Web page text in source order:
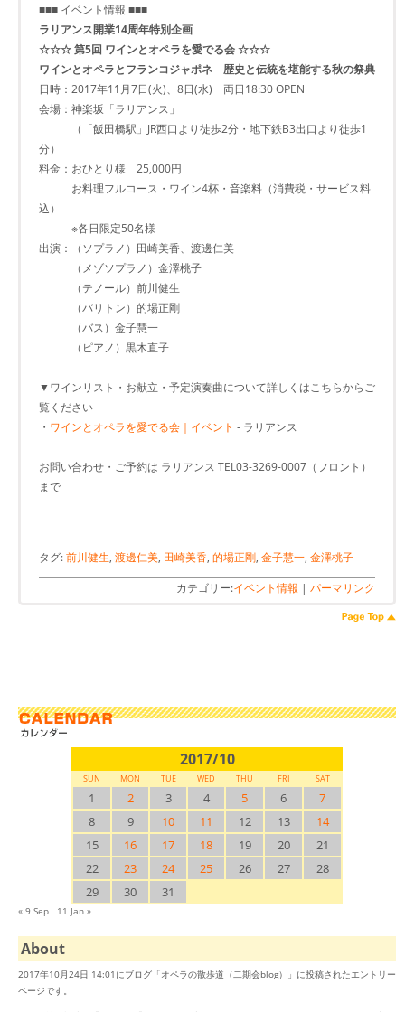
■■■ イベント情報 ■■■
ラリアンス開業14周年特別企画
☆☆☆ 第5回 ワインとオペラを愛でる会 ☆☆☆
ワインとオペラとフランコジャポネ 歴史と伝統を堪能する秋の祭典
日時：2017年11月7日(火)、8日(水) 両日18:30 OPEN
会場：神楽坂「ラリアンス」
（「飯田橋駅」JR西口より徒歩2分・地下鉄B3出口より徒歩1
分）
料金：おひとり様 25,000円
お料理フルコース・ワイン4杯・音楽料（消費税・サービス料
込）
※各日限定50名様
出演：（ソプラノ）田崎美香、渡邊仁美
（メゾソプラノ）金澤桃子
（テノール）前川健生
（バリトン）的場正剛
（バス）金子慧一
（ピアノ）黒木直子
▼ワインリスト・お献立・予定演奏曲について詳しくはこちらからご
覧ください
・ ワインとオペラを愛でる会｜イベント - ラリアンス
お問い合わせ・ご予約は ラリアンス TEL03-3269-0007（フロント）
まで
タグ:前川健生, 渡邊仁美, 田崎美香, 的場正剛, 金子慧一, 金澤桃子
カテゴリー:イベント情報 | パーマリンク
2017/10
SUN MON TUE WED THU FRI SAT
1 2 3 4 5 6
7
8
9 10 11 12 13
14
15
16 17 18 19 20
21
22
23 24 25 26 27
28
29
30 31
« 9 Sep 11 Jan »
About
2017年10月24日 14:01にブログ「オペラの散歩道（二期会blog）」に投稿されたエントリー
ページです。